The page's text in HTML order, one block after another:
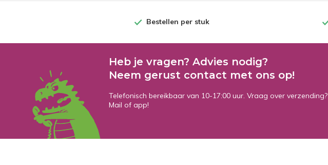
Bestellen per stuk
Heb je vragen? Advies nodig?
Neem gerust contact met ons op!
Telefonisch bereikbaar van 10-17:00 uur. Vraag over verzending?
Mail of app!